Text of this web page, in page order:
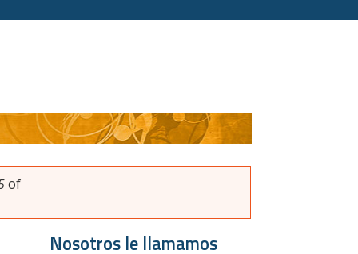
of
Nosotros le llamamos